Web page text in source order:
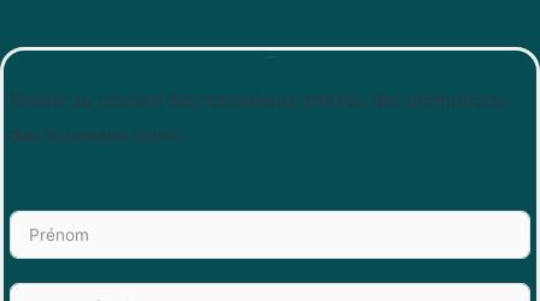
Restez au courant des nonuveaux articles, des promotions,
des nouveaux cours…